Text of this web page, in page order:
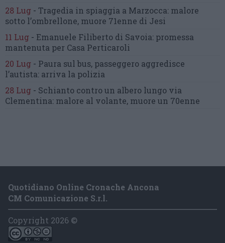
28 Lug - Tragedia in spiaggia a Marzocca: malore
sotto l’ombrellone, muore 71enne di Jesi
11 Lug - Emanuele Filiberto di Savoia: promessa
mantenuta per Casa Perticaroli
20 Lug - Paura sul bus, passeggero aggredisce
l’autista: arriva la polizia
28 Lug - Schianto contro un albero lungo via
Clementina: malore al volante, muore un 70enne
Quotidiano Online Cronache Ancona
CM Comunicazione S.r.l.
Copyright 2026 ©